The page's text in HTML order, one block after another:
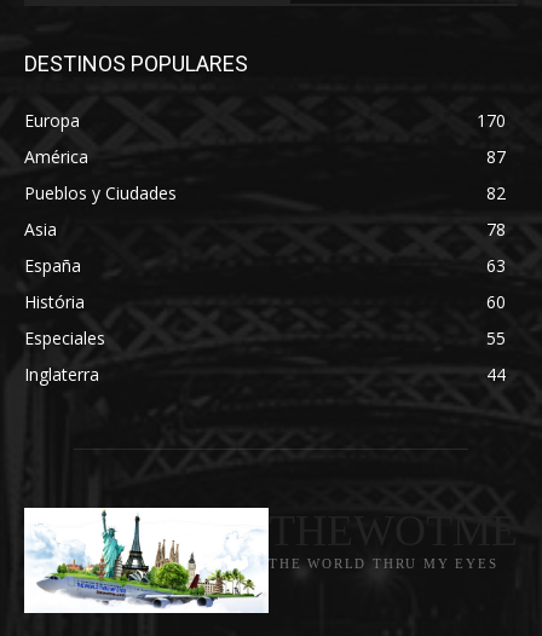
DESTINOS POPULARES
Europa
170
América
87
Pueblos y Ciudades
82
Asia
78
España
63
História
60
Especiales
55
Inglaterra
44
THE WORLD THRU MY EYES